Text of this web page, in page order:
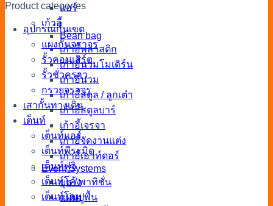
แอร์
เก้าอี้
Bean bag
เก้าอี้พลาสติก
เก้าอี้นวมโมเดิร์น
เก้าอี้นวม
เก้าอี้สตูล / ลูกเต๋า
เก้าอี้สตูลบาร์
เก้าอี้เจรจา
เก้าอี้จัดงานแต่ง
เก้าอี้เอาท์ดอร์
Event Systems
บูธ / พาทิชั่น
แผ่นปูพื้น
Product categories
อุปกรณ์กั้นเขต
แผงกั้นจราจร
รั้วคอนเสิร์ต
รั้วชั่วคราว
กรวยจราจร
เสากั้นทางเดิน
เต็นท์
เต็นท์แอร์
เต็นท์พีระมิด
เต็นท์ฟูจิ
เต็นท์โค้ง
เต็นท์โดม